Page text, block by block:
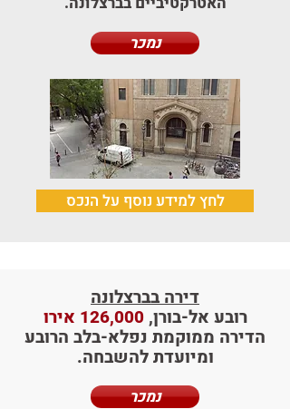
נמכר
לחץ למידע נוסף על הנכס
דירה בברצלונה
רובע אל-בורן,126,000 אירו
הדירה ממוקמת נפלא-בלב הרובע
ומיועדת להשבחה.
נמכר